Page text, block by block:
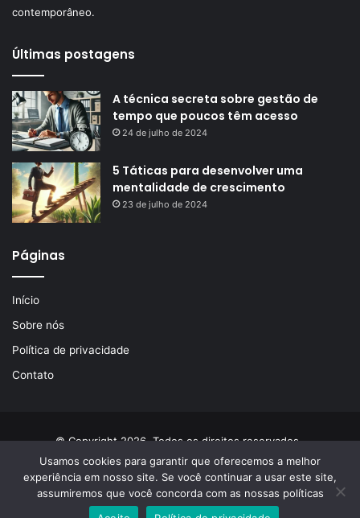
contemporâneo.
Últimas postagens
A técnica secreta sobre gestão de
tempo que poucos têm acesso
24 de julho de 2024
5 Táticas para desenvolver uma
mentalidade de crescimento
23 de julho de 2024
Páginas
Início
Sobre nós
Política de privacidade
Contato
© Copyright 2026, Todos os direitos reservados
Início
Sobre nós Política de privacidade Contato
Facebook
X YouTubeInstagram
Usamos cookies para garantir que oferecemos a melhor
experiência em nosso site. Se você continuar a usar este site,
assumiremos que você concorda com as nossas políticas